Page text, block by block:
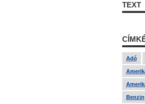
TEXT
Adó
Benzin